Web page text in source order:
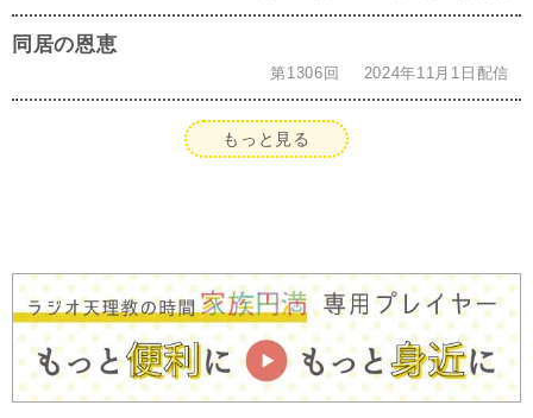
同居の恩恵
第1306回 2024年11月1日配信
もっと見る